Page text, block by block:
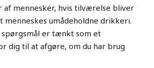
af mennesker, hvis tilværelse bliver
menneskes umådeholdne drikkeri.
spørgsmål er tænkt som et
dig til at afgøre, om du har brug